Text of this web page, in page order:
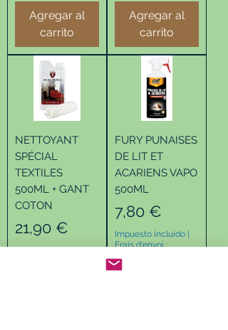
Agregar al
carrito
Agregar al
carrito
NETTOYANT
SPÉCIAL
TEXTILES
500ML + GANT
COTON
Precio
21,90 €
FURY PUNAISES
DE LIT ET
ACARIENS VAPO
500ML
Precio
7,80 €
Impuesto incluido
Frais d'envoi :